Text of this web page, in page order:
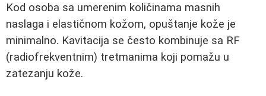
Kod osoba sa umerenim količinama masnih
naslaga i elastičnom kožom, opuštanje kože je
minimalno. Kavitacija se često kombinuje sa RF
(radiofrekventnim) tretmanima koji pomažu u
zatezanju kože.